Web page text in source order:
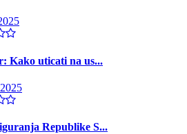
Kako uticati na us...
Republike S...